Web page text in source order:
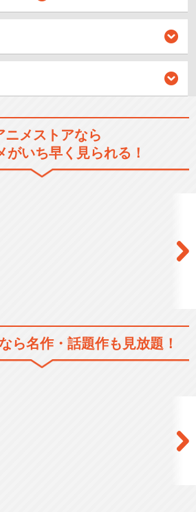
たしたオールマイトはプロヒーローを引退。
プロヒーロー仮免許」を取得し、“最高のヒー
。そんな中、デクは雄英ビッグ3のひとりであ
ナイトアイの下で「インターン活動」をして
ーロー活動を行うインターン活動への意欲を
動きを見せる指定敵＜ヴィラン＞団体・死穢
ー死柄木弔と接触。そして、オーバーホール
の姿があった―。デクの、ヒーロー候補生た
い、そして“使命”への挑戦が始まる！！
僕のヒーローアカデミア（第
2期）
ニメストアなら
がいち早く見られる！
ら名作・話題作も見放題！